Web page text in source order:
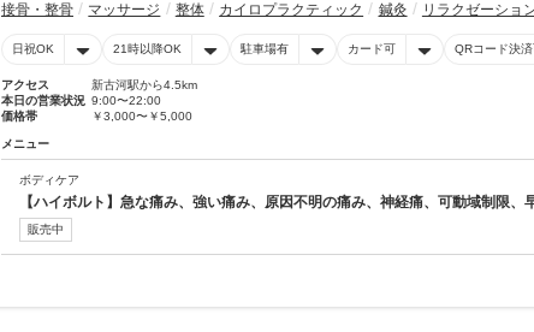
接骨・整骨 マッサージ 整体 カイロプラクティック 鍼灸 リラクゼーショ
日祝OK 21時以降OK 駐車場有 カード可 QRコード決
アクセス
新古河駅から4.5km
本日の営業状況 9:00〜22:00
価格帯
￥3,000〜￥5,000
メニュー
ボディケア
【ハイボルト】急な痛み、強い痛み、原因不明の痛み、神経痛、可動域制限、
販売中